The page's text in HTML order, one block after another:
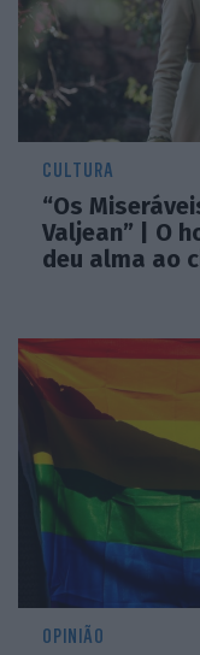
CULTURA
“Os
Valjean” | O
deu alma ao
OPINIÃO